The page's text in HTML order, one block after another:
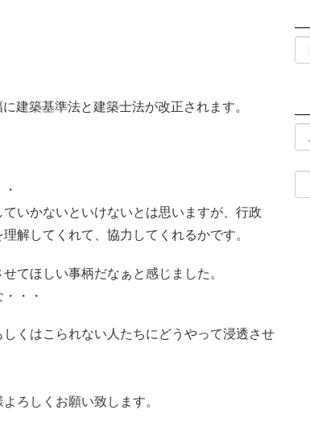
建築基準法と建築士法が改正されます。
いかないといけないとは思いますが、行政
解してくれて、協力してくれるかです。
てほしい事柄だなぁと感じました。
・・
くはこられない人たちにどうやって浸透させ
ろしくお願い致します。